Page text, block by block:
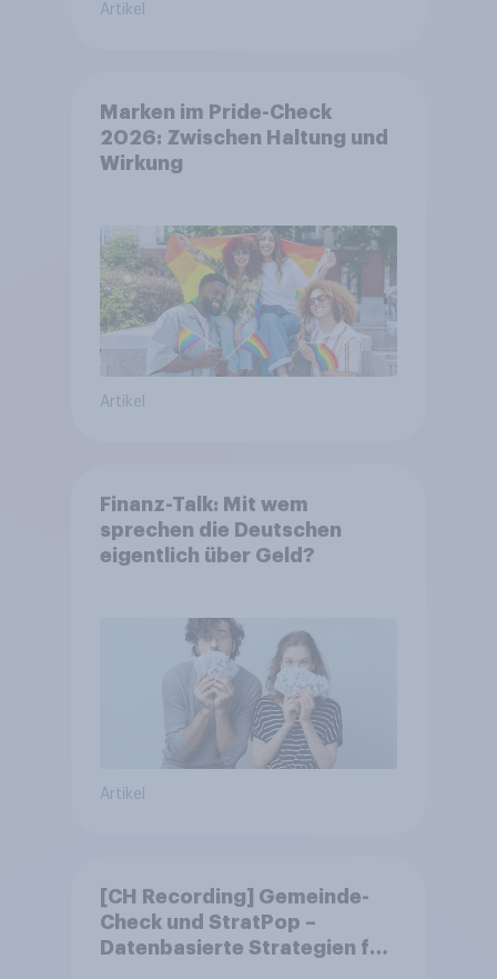
Artikel
Marken im Pride-Check
2026: Zwischen Haltung und
Wirkung
Artikel
Finanz-Talk: Mit wem
sprechen die Deutschen
eigentlich über Geld?
Artikel
[CH Recording] Gemeinde-
Check und StratPop –
Datenbasierte Strategien für